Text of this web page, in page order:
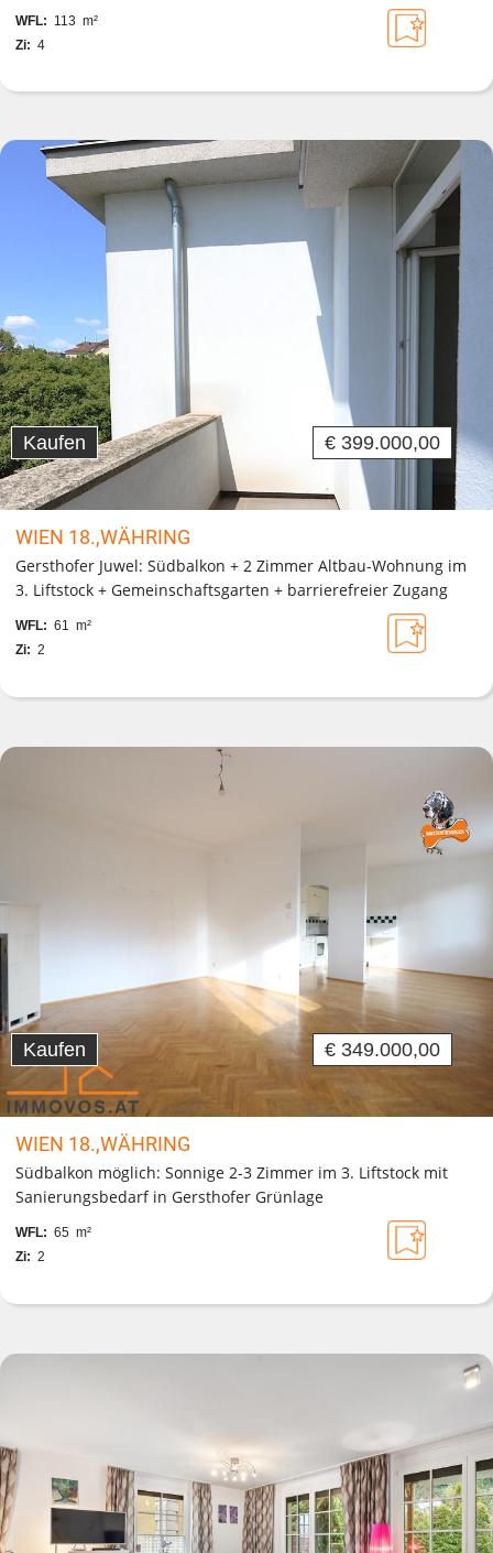
WFL: 113 m²
Zi: 4
Kaufen € 399.000,00
WIEN 18.,WÄHRING
Gersthofer Juwel: Südbalkon + 2 Zimmer Altbau-Wohnung im
3. Liftstock + Gemeinschaftsgarten + barrierefreier Zugang
WFL: 61 m²
Zi: 2
Kaufen € 349.000,00
WIEN 18.,WÄHRING
Südbalkon möglich: Sonnige 2-3 Zimmer im 3. Liftstock mit
Sanierungsbedarf in Gersthofer Grünlage
WFL: 65 m²
Zi: 2